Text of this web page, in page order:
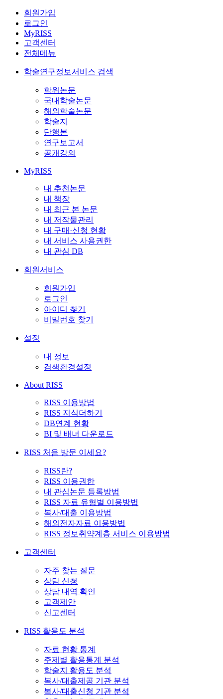
회원가입
로그인
MyRISS
고객센터
전체메뉴
학술연구정보서비스 검색
학위논문
국내학술논문
해외학술논문
학술지
단행본
연구보고서
공개강의
MyRISS
내 추천논문
내 책장
내 최근 본 논문
내 저작물관리
내 구매·신청 현황
내 서비스 사용권한
내 관심 DB
회원서비스
회원가입
로그인
아이디 찾기
비밀번호 찾기
설정
내 정보
검색환경설정
About RISS
RISS 이용방법
RISS 지식더하기
DB연계 현황
BI 및 배너 다운로드
RISS 처음 방문 이세요?
RISS란?
RISS 이용권한
내 관심논문 등록방법
RISS 자료 유형별 이용방법
복사/대출 이용방법
해외전자자료 이용방법
RISS 정보취약계층 서비스 이용방법
고객센터
자주 찾는 질문
상담 신청
상담 내역 확인
고객제안
신고센터
RISS 활용도 분석
자료 현황 통계
주제별 활용통계 분석
학술지 활용도 분석
복사/대출제공 기관 분석
복사/대출신청 기관 분석